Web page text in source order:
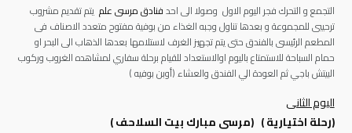
التجمع و التحرك فجر اليوم الاول وصولا الى احدفنادق مرسى علم يتم تقديم مشروب
ترحيبى للمجموعة و بعدها تناول وجبه الغذاء من بوفية مفتوح متعدد الاصناف فى
المطعم الرئيسى بالفندق حتى يتمتجهيز الغرف لاستلامها بعدها الذهاب الى البحر او
حمام السباحة للاستمتاع باليوم اوالاستعداد للقيام برحلة سفاري لمشاهده الغروب وركوب
البيتش باجي ثم العودة الي الفندق والعشاء (أوبن بوفيه )
اليوم الثانى
(رحلة اختيارية ) (مرسى مبارك بيت السلاحف)